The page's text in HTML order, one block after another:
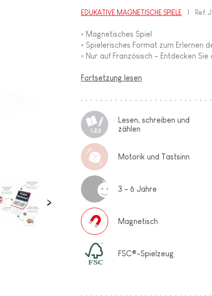
EDUKATIVE MAGNETISCHE SPIELE Ref.
◦ Magnetisches Spiel
◦ Spielerisches Format zum Erlernen
◦ Nur auf Französisch - Entdecken
Fortsetzung lesen
Lesen, schreiben und
zählen
Motorik und Tastsinn
3 - 6 Jahre
Magnetisch
FSC®-Spielzeug